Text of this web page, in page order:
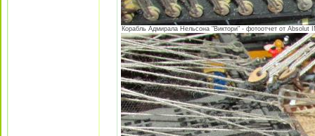
Корабль Адмирала Нельсона "Виктори" - фотоотчет от